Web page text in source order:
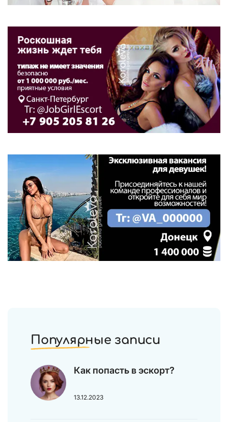
Популярные записи
Как попасть в эскорт?
13.12.2023